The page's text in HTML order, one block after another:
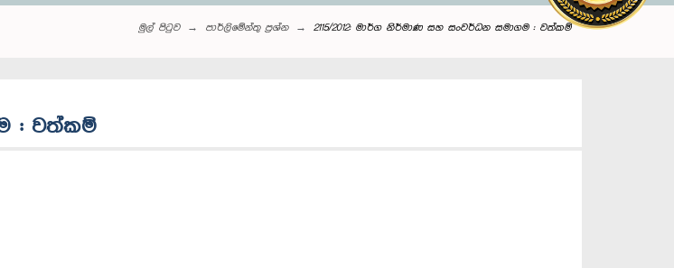
මුල් පිටුව පාර්ලි‌මේන්තු‌ ප්‍රශ්න 2115/2012: මාර්ග නිර්මාණ සහ සංවර්ධන සමාගම : වත්කම්
: වත්කම්